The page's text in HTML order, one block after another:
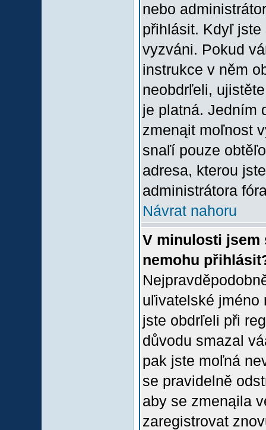
nebo
přihlásit. Kdyľ
vyzváni. Pokud
instrukce v něm
neobdrľeli,
je platná. Jedním
zmenąit moľnost
snaľí pouze
adresa, kterou
administrátora
Návrat nahoru
V minulosti jsem
nemohu
uľivatelské jméno
jste obdrľeli při
důvodu smazal
pak jste moľná
se pravidelně
aby se zmenąila
zaregistrovat